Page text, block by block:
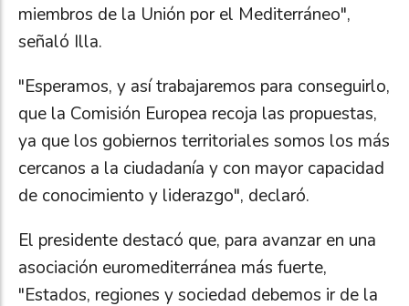
miembros de la Unión por el Mediterráneo",
señaló Illa.
"Esperamos, y así trabajaremos para conseguirlo,
que la Comisión Europea recoja las propuestas,
ya que los gobiernos territoriales somos los más
cercanos a la ciudadanía y con mayor capacidad
de conocimiento y liderazgo", declaró.
El presidente destacó que, para avanzar en una
asociación euromediterránea más fuerte,
"Estados, regiones y sociedad debemos ir de la